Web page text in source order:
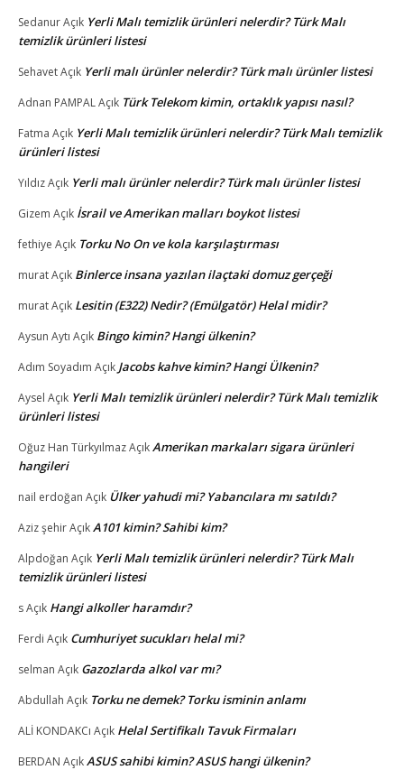
SedanurAçık Yerli Malı temizlik ürünleri nelerdir? Türk Malı
temizlik ürünleri listesi
SehavetAçık Yerli malı ürünler nelerdir? Türk malı ürünler listesi
Adnan PAMPALAçık Türk Telekom kimin, ortaklık yapısı nasıl?
Fatma Açık Yerli Malı temizlik ürünleri nelerdir? Türk Malı temizlik
ürünleri listesi
YıldızAçık Yerli malı ürünler nelerdir? Türk malı ürünler listesi
Gizem Açık İsrail ve Amerikan malları boykot listesi
fethiye Açık Torku No On ve kola karşılaştırması
muratAçık Binlerce insana yazılan ilaçtaki domuz gerçeği
muratAçık Lesitin (E322) Nedir? (Emülgatör) Helal midir?
Aysun Aytı Açık Bingo kimin? Hangi ülkenin?
Adım Soyadım Açık Jacobs kahve kimin? Hangi Ülkenin?
Aysel Açık Yerli Malı temizlik ürünleri nelerdir? Türk Malı temizlik
ürünleri listesi
Oğuz Han TürkyılmazAçıkAmerikan markaları sigara ürünleri
hangileri
nail erdoğan Açık Ülker yahudi mi? Yabancılara mı satıldı?
Aziz şehirAçıkA101 kimin? Sahibi kim?
Alpdoğan Açık Yerli Malı temizlik ürünleri nelerdir? Türk Malı
temizlik ürünleri listesi
sAçık Hangi alkoller haramdır?
Ferdi Açık Cumhuriyet sucukları helal mi?
selman Açık Gazozlarda alkol var mı?
Abdullah Açık Torku ne demek? Torku isminin anlamı
ALİ KONDAKCı Açık Helal Sertifikalı Tavuk Firmaları
BERDAN AçıkASUS sahibi kimin? ASUS hangi ülkenin?